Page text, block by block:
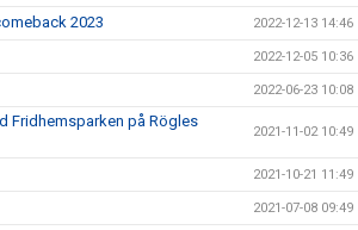
2023 2022-12-13 14:46
2022-12-05 10:36
2022-06-23 10:08
Fridhemsparken på Rögles
2021-11-02 10:49
2021-10-21 11:49
2021-07-08 09:49